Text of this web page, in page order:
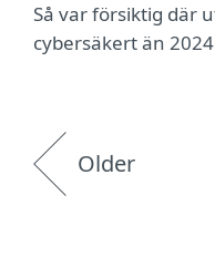
Så var försiktig där
cybersäkert än
Older